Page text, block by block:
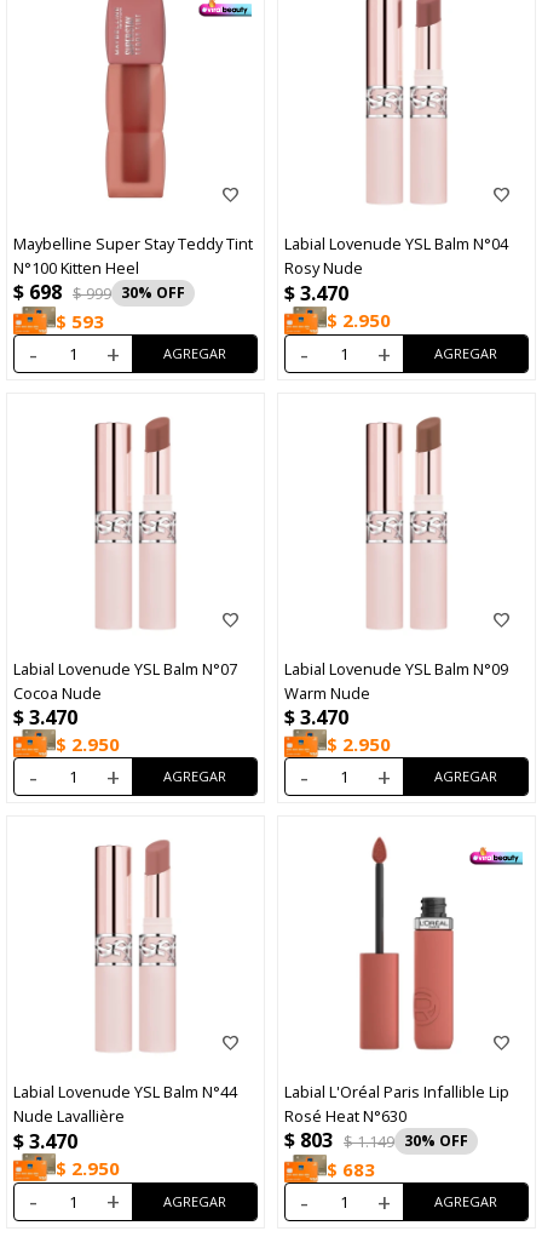
Maybelline Super Stay Teddy Tint
N°100 Kitten Heel
$ 698 $999 30
$ 593
- +
Labial Lovenude YSL Balm N°04
Rosy Nude
$3.470
$ 2.950
- +
Labial Lovenude YSL Balm N°07
Cocoa Nude
$3.470
$ 2.950
- +
Labial Lovenude YSL Balm N°09
Warm Nude
$3.470
$ 2.950
- +
Labial Lovenude YSL Balm N°44
Nude Lavallière
$3.470
$ 2.950
- +
Labial L'Oréal Paris Infallible Lip
Rosé Heat N°630
$ 803 $1.149 30
$ 683
- +